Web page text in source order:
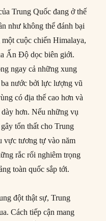
Trung Quốc đang ở thế
như không thể đánh bại
cuộc chiến Himalaya,
Ấn Độ dọc biên giới.
ngay cả những xung
nước bởi lực lượng vũ
có địa thế cao hơn và
hơn. Nếu những vụ
tổn thất cho Trung
vực tương tự vào năm
rắc rối nghiêm trọng
toàn quốc sắp tới.
đột thật sự, Trung
Cách tiếp cận mang